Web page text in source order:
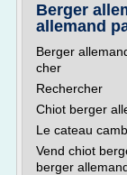
Berger
allemand
Berger
cher
Rechercher
Chiot berger
Le cateau
Vend chiot
berger